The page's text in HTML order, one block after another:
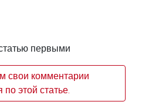
первыми
свои комментарии
этой статье.